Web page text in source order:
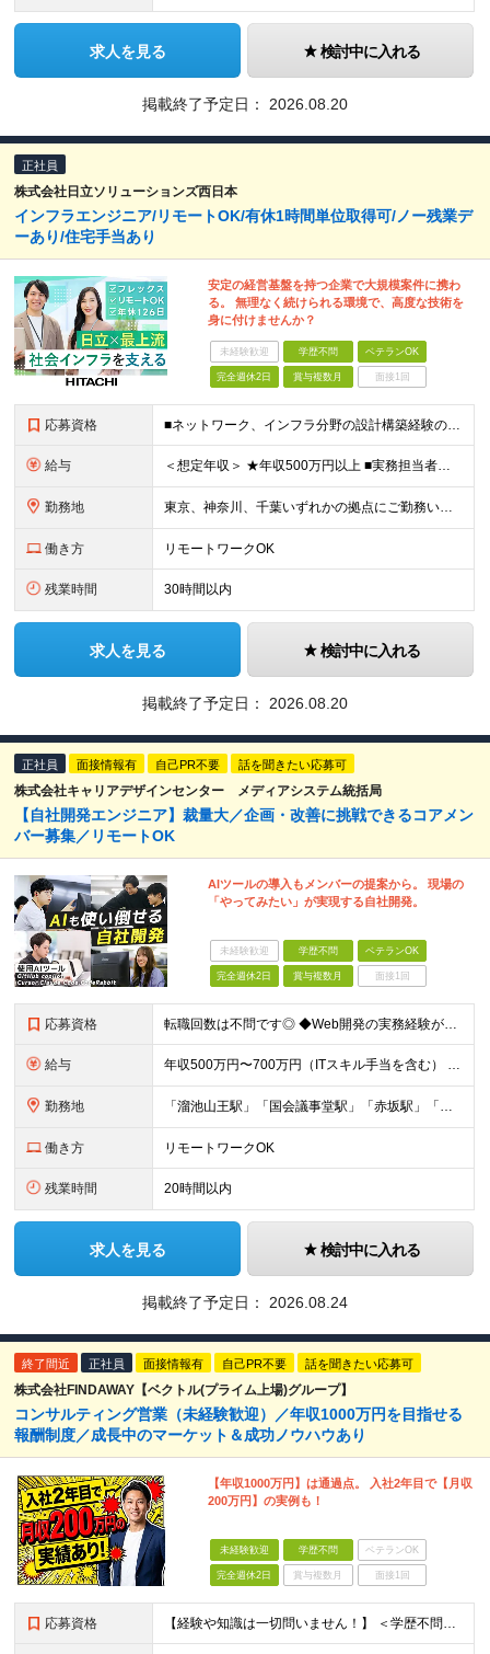
求人を見る 検討中に入れる
掲載終了予定日： 2026.08.20
正社員
株式会社日立ソリューションズ西日本
インフラエンジニア/リモートOK/有休1時間単位取得可/ノー残業デ
ーあり/住宅手当あり
安定の経営基盤を持つ企業で大規模案件に携わ
る。 無理なく続けられる環境で、高度な技術を
身に付けませんか？
未経験歓迎 学歴不問 ベテランOK
完全週休2日 賞与複数月 面接1回
応募資格 ■ネットワーク、インフラ分野の設計構築経験のある方 ■学歴不問
給与 ＜想定年収＞ ★年収500万円以上 ■実務担当者クラス：511万-544万 ■主任・サブリーダークラス：629万-750万 ※上記には住宅手当など福利厚生に関する手当は含まず 月給25万円～月給32
勤務地 東京、神奈川、千葉いずれかの拠点にご勤務いただきます。 ※配属先は希望を考慮して決定します 【東京】 東京都品川区東品川四丁目12番6号 日立シーサイドキャナルタワー6F 【神奈川】 神奈川県川崎市
働き方 リモートワークOK
残業時間 30時間以内
求人を見る 検討中に入れる
掲載終了予定日： 2026.08.20
正社員 面接情報有 自己PR不要 話を聞きたい応募可
株式会社キャリアデザインセンター メディアシステム統括局
【自社開発エンジニア】裁量大／企画・改善に挑戦できるコアメン
バー募集／リモートOK
AIツールの導入もメンバーの提案から。 現場の
「やってみたい」が実現する自社開発。
未経験歓迎 学歴不問 ベテランOK
完全週休2日 賞与複数月 面接1回
応募資格 転職回数は不問です◎ ◆Web開発の実務経験が3年以上ある方 ※学歴不問 【以下のような方をお待ちしています】 ・自社プロダクトの開発に興味がある方 ・開発環境の改善やプロセスの効率化に取り組む意
給与 年収500万円〜700万円（ITスキル手当を含む） 月給35万円〜40.5万円＋賞与（年2回）＋ITスキル手当（年間12万円～240万円） ※上記は、ご経験・スキルにより変動します ※所定7時間45
勤務地 「溜池山王駅」「国会議事堂駅」「赤坂駅」「赤坂見附駅」の4駅、5路線使用可能！各駅から徒歩圏内とアクセス抜群です◎ ★入社後、4ヶ月目以降から週2日まではテレワークが可能です 東京都港区赤坂2-5-
働き方 リモートワークOK
残業時間 20時間以内
求人を見る 検討中に入れる
掲載終了予定日： 2026.08.24
終了間近 正社員 面接情報有 自己PR不要 話を聞きたい応募可
株式会社FINDAWAY【ベクトル(プライム上場)グループ】
コンサルティング営業（未経験歓迎）／年収1000万円を目指せる
報酬制度／成長中のマーケット＆成功ノウハウあり
【年収1000万円】は通過点。 入社2年目で【月収
200万円】の実例も！
未経験歓迎 学歴不問 ベテランOK
完全週休2日 賞与複数月 面接1回
応募資格 【経験や知識は一切問いません！】 ＜学歴不問＞ ■職種・業種未経験の方、歓迎！ ※第二新卒歓迎 ※社会人経験10年以上の方、歓迎 当社では「謙虚に対応する姿勢」や「行動力」といった人柄を重視した